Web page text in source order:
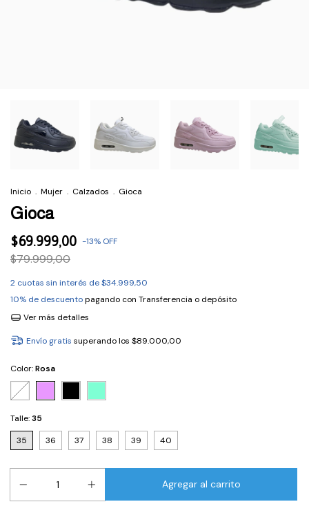
Inicio . Mujer . Calzados . Gioca
Gioca
$69.999,00 -13% OFF
$79.999,00
2 cuotas sin interés de$34.999,50
10% de descuentopagando con Transferencia o depósito
Ver más detalles
Envío gratis superando los $89.000,00
Color:Rosa
Talle:35
35
36 37 38 39 40